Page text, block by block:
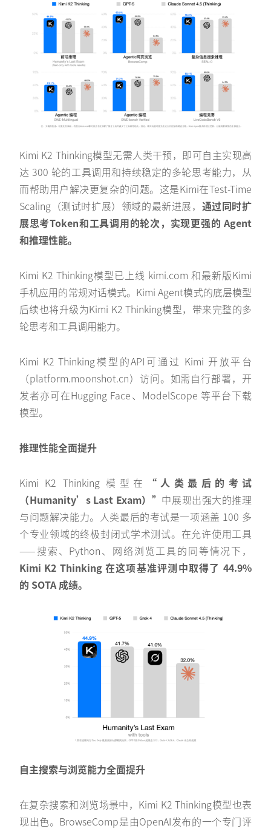
Kimi K2 Thinking模型无需人类干预，即可自主实现高
达 300 轮的工具调用和持续稳定的多轮思考能力，从
而帮助用户解决更复杂的问题。这是Kimi在Test-Time
Scaling（测试时扩展）领域的最新进展， 通过同时扩
展思考Token和工具调用的轮次，实现更强的 Agent
和推理性能。
Kimi K2 Thinking模型已上线 kimi.com 和最新版Kimi
手机应用的常规对话模式。Kimi Agent模式的底层模型
后续也将升级为Kimi K2 Thinking模型，带来完整的多
轮思考和工具调用能力。
Kimi K2 Thinking模型的API可通过 Kimi 开放平台
（platform.moonshot.cn）访问。如需自行部署，开
发者亦可在Hugging Face、ModelScope 等平台下载
模型。
推理性能全面提升
Kimi K2 Thinking 模型在 “人类最后的考试
（Humanity’s Last Exam）” 中展现出强大的推理
与问题解决能力。人类最后的考试是一项涵盖 100 多
个专业领域的终极封闭式学术测试。在允许使用工具
——搜索、Python、网络浏览工具的同等情况下，
Kimi K2 Thinking 在这项基准评测中取得了 44.9%
的 SOTA 成绩。
自主搜索与浏览能力全面提升
在复杂搜索和浏览场景中，Kimi K2 Thinking模型也表
现出色。BrowseComp是由OpenAI发布的一个专门评